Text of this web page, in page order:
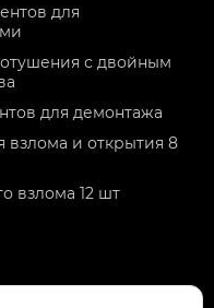
для
с двойным
для демонтажа
взлома и открытия 8
взлома 12 шт